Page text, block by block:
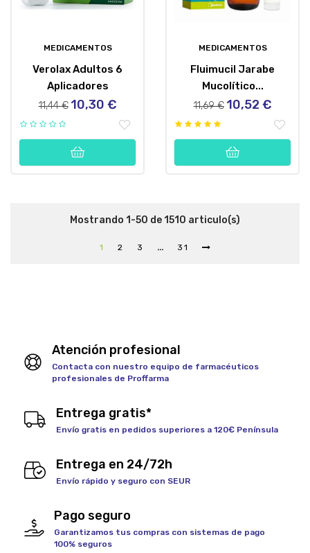
MEDICAMENTOS
Verolax Adultos 6
Aplicadores
Precio
11,44 € Precio
10,30 €
MEDICAMENTOS
Fluimucil Jarabe
Mucolítico...
Precio
11,69 € Precio
10,52 €
Mostrando 1-50 de 1510 articulo(s)
1 2 3 … 31
Atención profesional
Contacta con nuestro equipo de farmacéuticos
profesionales de Proffarma
Entrega gratis*
Envío gratis en pedidos superiores a 120€ Península
Entrega en 24/72h
Envío rápido y seguro con SEUR
Pago seguro
Garantizamos tus compras con sistemas de pago
100% seguros